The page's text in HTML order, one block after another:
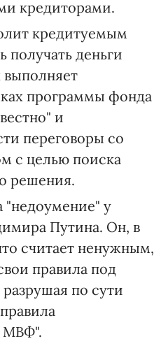
кредиторами.
кредитуемым
получать деньги
программы фонда
и
переговоры со
с целью поиска
решения.
"недоумение" у
Путина. Он, в
считает ненужным,
правила под
по сути
МВФ".